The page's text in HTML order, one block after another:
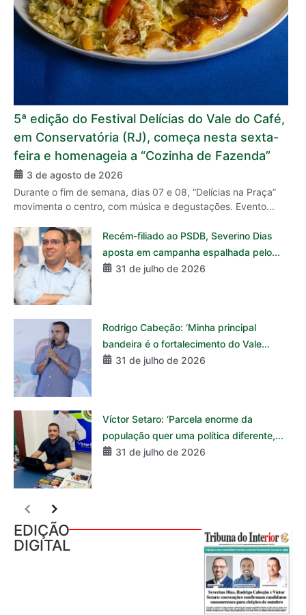
5ª edição do Festival Delícias do Vale do Café,
em Conservatória (RJ), começa nesta sexta-
feira e homenageia a “Cozinha de Fazenda”
3 de agosto de 2026
Durante o fim de semana, dias 07 e 08, “Delícias na Praça”
movimenta o centro, com música e degustações. Evento...
Recém-filiado ao PSDB, Severino Dias
aposta em campanha espalhada pelo...
31 de julho de 2026
Rodrigo Cabeção: ‘Minha principal
bandeira é o fortalecimento do Vale...
31 de julho de 2026
Víctor Setaro: ‘Parcela enorme da
população quer uma política diferente,...
31 de julho de 2026
EDIÇÃO
DIGITAL